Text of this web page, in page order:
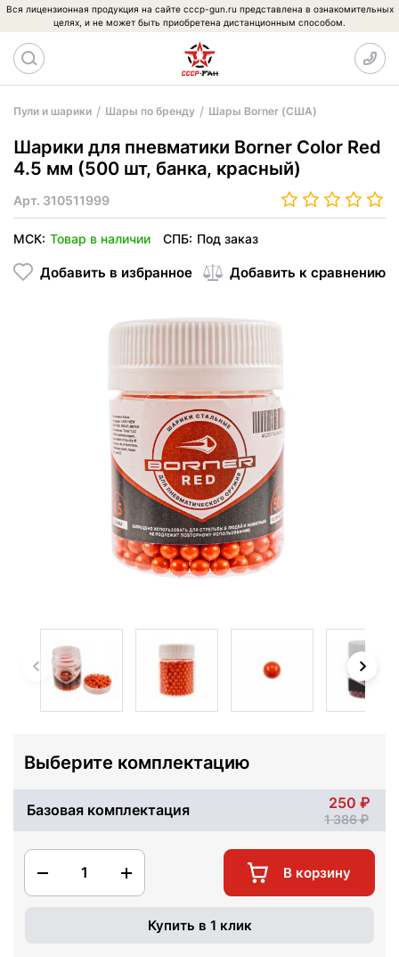
Вся лицензионная продукция на сайте cccp-gun.ru представлена в ознакомительных
целях, и не может быть приобретена дистанционным способом.
Пули и шарики Шары по бренду Шары Borner (США)
Шарики для пневматики Borner Color Red
4.5 мм (500 шт, банка, красный)
Арт. 310511999
МСК: Товар в наличии СПБ: Под заказ
Добавить в избранное Добавить к сравнению
Выберите комплектацию
Базовая комплектация 250
1 386
1 В корзину
Купить в 1 клик